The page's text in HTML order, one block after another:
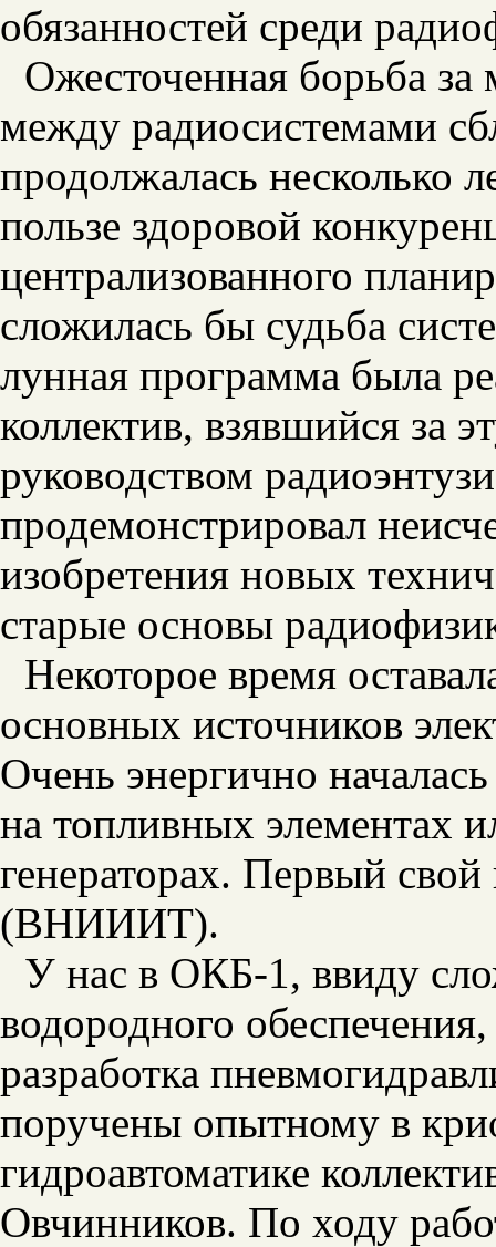
обязанностей среди
Ожесточенная борьба
между радиосистемами
продолжалась несколько
пользе здоровой
централизованного
сложилась бы судьба
лунная программа была
коллектив, взявшийся
руководством
продемонстрировал
изобретения новых
старые основы
Некоторое время
основных источников
Очень энергично
на топливных элементах
генераторах. Первый
(ВНИИИТ).
У нас в ОКБ-1, ввиду
водородного
разработка
поручены опытному в
гидроавтоматике
Овчинников. По ходу